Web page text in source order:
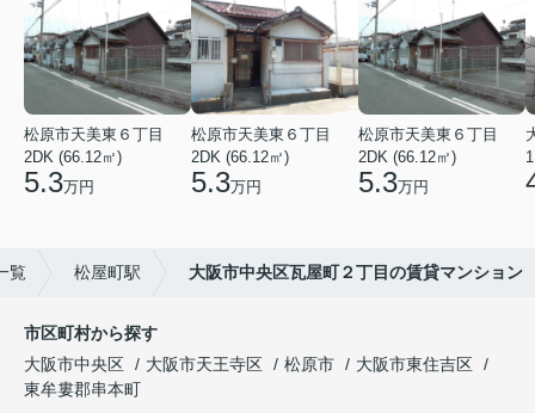
松原市天美東６丁目
2DK (66.12㎡)
5.3万円
松原市天美東６丁目
2DK (66.12㎡)
5.3万円
松原市天美東６丁目
2DK (66.12㎡)
5.3万円
覧 松屋町駅 大阪市中央区瓦屋町２丁目の賃貸マンション
市区町村から探す
大阪市中央区
大阪市天王寺区 松原市
大阪市東住吉区
東牟婁郡串本町